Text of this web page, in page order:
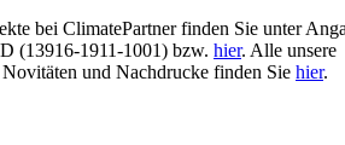
bei ClimatePartner finden Sie unter
(13916-1911-1001) bzw. hier. Alle unsere
und Nachdrucke finden Sie hier.